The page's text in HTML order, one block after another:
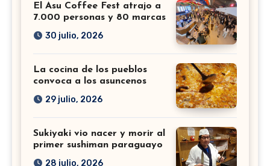
El Asu Coffee Fest atrajo a
7.000 personas y 80 marcas
30 julio, 2026
La cocina de los pueblos
convoca a los asuncenos
29 julio, 2026
Sukiyaki vio nacer y morir al
primer sushiman paraguayo
28 julio, 2026